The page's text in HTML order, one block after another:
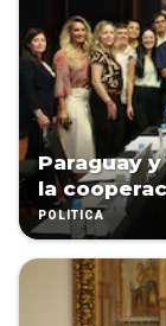
Paraguay
la
POLÍTICA